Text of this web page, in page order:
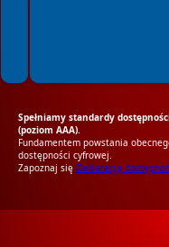
Spełniamy standardy
(poziom AAA).
Fundamentem powstania
dostępności cyfrowej.
Zapoznaj się Deklaracją